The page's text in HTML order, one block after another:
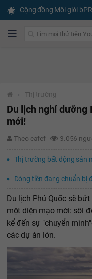
Cộng đồng Môi giới
› Thị trường
Du lịch nghỉ dưỡng
mới!
Theo cafef 3.056
Thị trường bất động sản
Dòng tiền đang chuẩn bị
Du lịch Phú Quốc sẽ
một diện mạo mới: sôi
kể đến sự "chuyển
các dự án lớn.